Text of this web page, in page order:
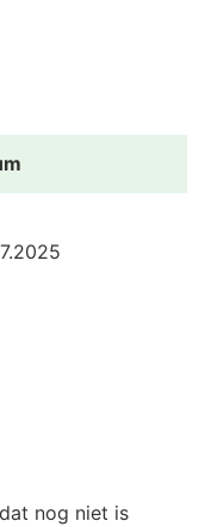
nog niet is